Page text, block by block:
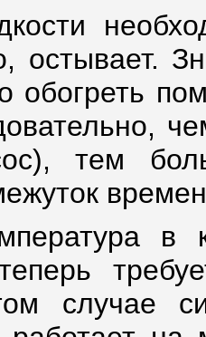
остывает.
обогреть
тем
в
случае